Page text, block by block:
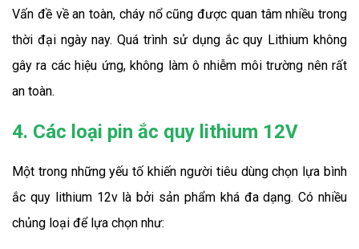
Vấn đề về an toàn, cháy nổ cũng được quan tâm nhiều trong
thời đại ngày nay. Quá trình sử dụng ắc quy Lithium không
gây ra các hiệu ứng, không làm ô nhiễm môi trường nên rất
an toàn.
4. Các loại pin ắc quy lithium 12V
Một trong những yếu tố khiến người tiêu dùng chọn lựa bình
ắc quy lithium 12v là bởi sản phẩm khá đa dạng. Có nhiều
chủng loại để lựa chọn như: